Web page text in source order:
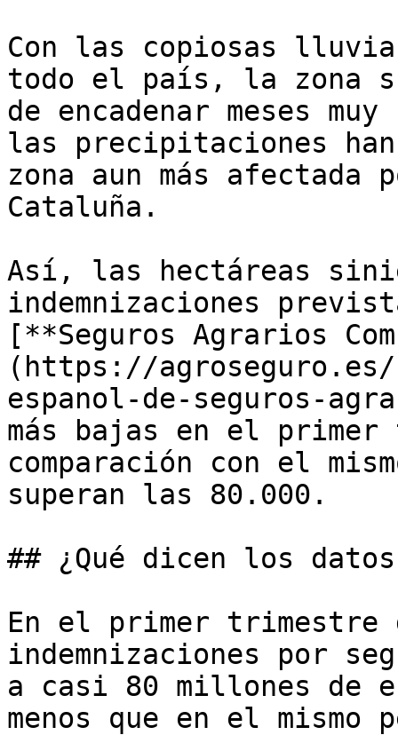
Con las copiosas
todo el país, la zona
de encadenar meses
las precipitaciones
zona aun más
Cataluña.
Así, las hectáreas
indemnizaciones
[**Seguros Agrarios
(https://agroseguro.es/
espanol-de-seguros-
más bajas en el primer
comparación con el
superan las 80.000.
## ¿Qué dicen los
En el primer trimestre
indemnizaciones por
a casi 80 millones de
menos que en el